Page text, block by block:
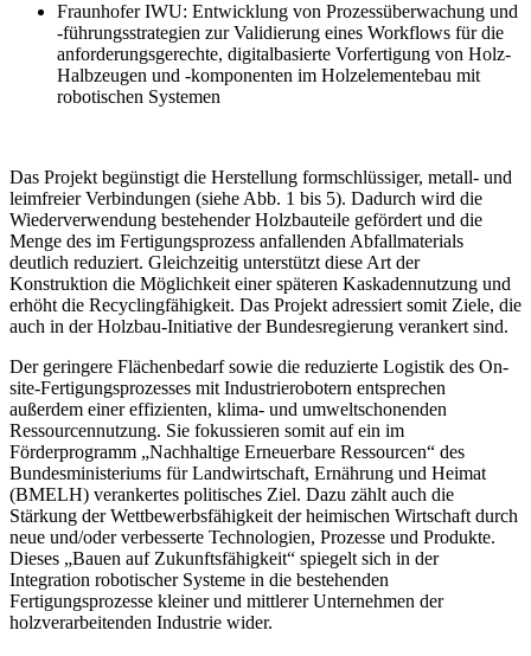
Fraunhofer IWU: Entwicklung von Prozessüberwachung und
-führungsstrategien zur Validierung eines Workflows für die
anforderungsgerechte, digitalbasierte Vorfertigung von Holz-
Halbzeugen und -komponenten im Holzelementebau mit
robotischen Systemen
Das Projekt begünstigt die Herstellung formschlüssiger, metall- und
leimfreier Verbindungen (siehe Abb. 1 bis 5). Dadurch wird die
Wiederverwendung bestehender Holzbauteile gefördert und die
Menge des im Fertigungsprozess anfallenden Abfallmaterials
deutlich reduziert. Gleichzeitig unterstützt diese Art der
Konstruktion die Möglichkeit einer späteren Kaskadennutzung und
erhöht die Recyclingfähigkeit. Das Projekt adressiert somit Ziele, die
auch in der Holzbau-Initiative der Bundesregierung verankert sind.
Der geringere Flächenbedarf sowie die reduzierte Logistik des On-
site-Fertigungsprozesses mit Industrierobotern entsprechen
außerdem einer effizienten, klima- und umweltschonenden
Ressourcennutzung. Sie fokussieren somit auf ein im
Förderprogramm „Nachhaltige Erneuerbare Ressourcen“ des
Bundesministeriums für Landwirtschaft, Ernährung und Heimat
(BMELH) verankertes politisches Ziel. Dazu zählt auch die
Stärkung der Wettbewerbsfähigkeit der heimischen Wirtschaft durch
neue und/oder verbesserte Technologien, Prozesse und Produkte.
Dieses „Bauen auf Zukunftsfähigkeit“ spiegelt sich in der
Integration robotischer Systeme in die bestehenden
Fertigungsprozesse kleiner und mittlerer Unternehmen der
holzverarbeitenden Industrie wider.